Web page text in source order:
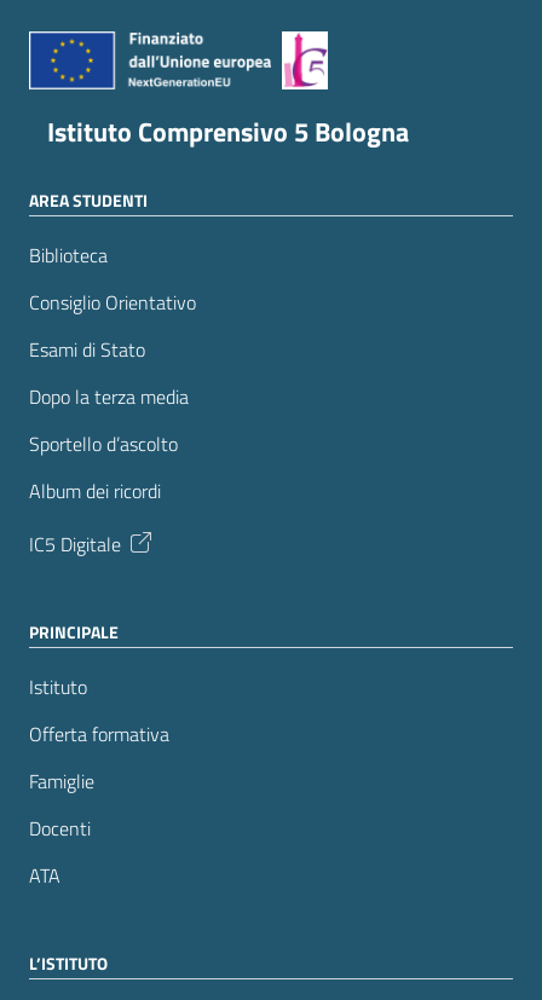
Istituto Comprensivo 5 Bologna
AREA STUDENTI
Biblioteca
Consiglio Orientativo
Esami di Stato
Dopo la terza media
Sportello d’ascolto
Album dei ricordi
IC5 Digitale
PRINCIPALE
Istituto
Offerta formativa
Famiglie
Docenti
ATA
L’ISTITUTO